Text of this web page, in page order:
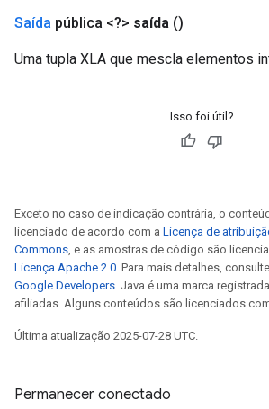
Saída pública <?> saída ()
Uma tupla XLA que mescla elementos
Isso foi útil?
Exceto no caso de indicação contrária, o
licenciado de acordo com a Licença de
Commons, e as amostras de código são
Licença Apache 2.0. Para mais detalhes,
Google Developers. Java é uma marca
afiliadas. Alguns conteúdos são licenciados
Última atualização 2025-07-28 UTC.
Permanecer conectado